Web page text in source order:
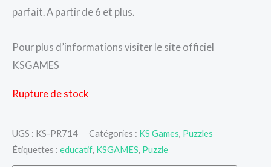
parfait. A partir de 6 et plus.
Pour plus d’informations visiter le site officiel
KSGAMES
Rupture de stock
UGS : KS-PR714 Catégories : KS Games, Puzzles
Étiquettes : educatif, KSGAMES, Puzzle